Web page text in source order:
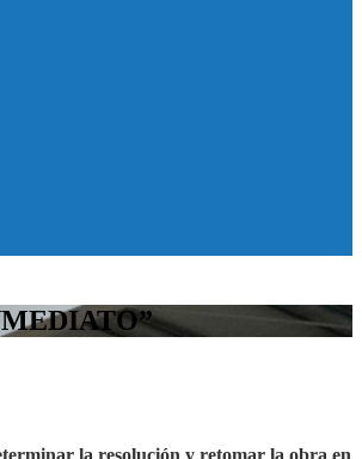
la resolución y retomar la obra en